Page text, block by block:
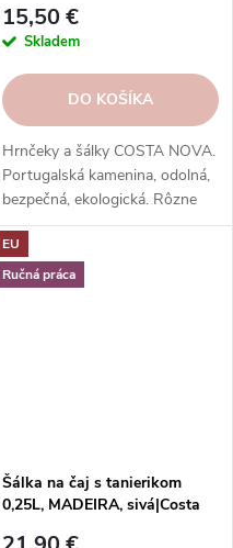
15,50 €
Skladem
DO KOŠÍKA
Hrnčeky a šálky COSTA NOVA.
Portugalská kamenina, odolná,
bezpečná, ekologická. Rôzne
tvary, farby, vzory. Ideálne na
kávu, espresso, cappuccino,
lungo, čaj, kakao a iné.
EU
Ručná práca
Šálka na čaj s tanierikom
0,25L, MADEIRA, sivá|Costa